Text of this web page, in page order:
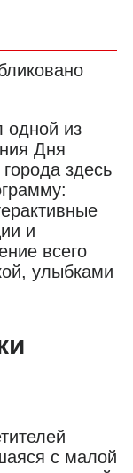
одной из
Дня
здесь
и
всего
улыбками
с малой